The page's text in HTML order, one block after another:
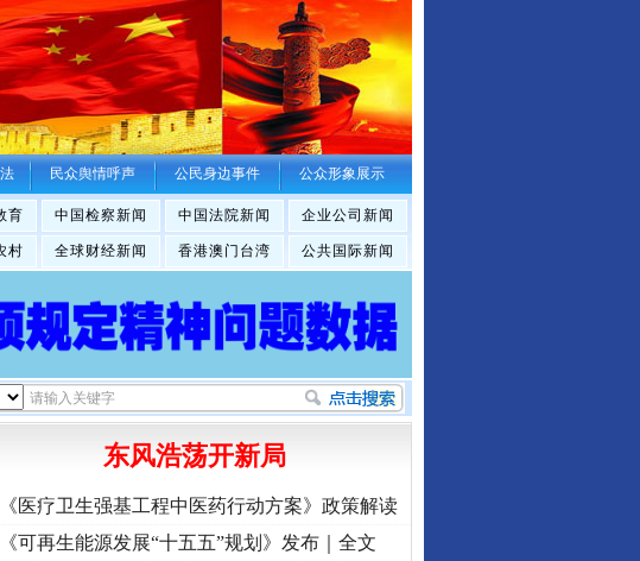
民众舆情呼声 公民身边事件 公众形象展示
育 中国检察新闻 中国法院新闻 企业公司新闻
村 全球财经新闻 香港澳门台湾 公共国际新闻
东风浩荡开新局
《医疗卫生强基工程中医药行动方案》政策解读
《可再生能源发展“十五五”规划》发布｜全文